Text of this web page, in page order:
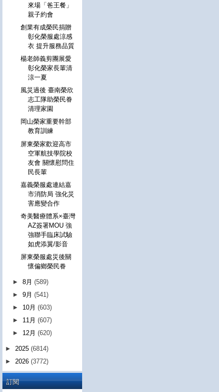
來場「爸王餐」
親子約會
創業有成榮民捐贈
彰化榮服處涼感
衣 提升服務品質
楊老師義剪團展愛
彰化榮家長輩清
涼一夏
風災過後 臺南榮欣
志工隊助榮民眷
清理家園
岡山榮家重要幹部
教育訓練
屏東榮家歡迎高市
空軍航技學院校
友會 關懷慰問住
民長輩
嘉義榮服處連結嘉
市消防局 強化災
害應變合作
奇美醫療體系×臺灣
AZ簽署MOU 強
強聯手臨床試驗
如虎添翼/影音
屏東榮服處災後關
懷偏鄉榮民眷
►8月(589)
►9月(541)
► 10月(603)
► 11月(607)
► 12月(620)
► 2025 (6814)
► 2026 (3772)
訂閱